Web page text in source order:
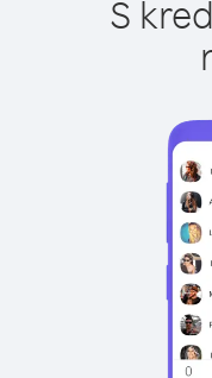
S